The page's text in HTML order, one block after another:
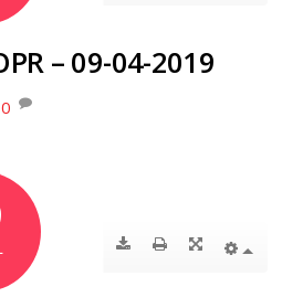
– 09-04-2019
0